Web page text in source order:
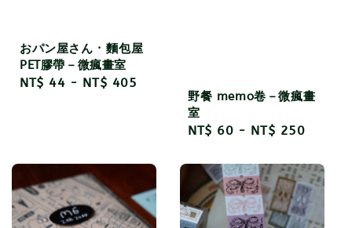
おパン屋さん · 麵包屋
PET膠帶－微瘋畫室
Regular
NT$ 44 - NT$ 405
野餐 memo卷－微瘋畫
室
Regular
NT$ 60 - NT$ 250